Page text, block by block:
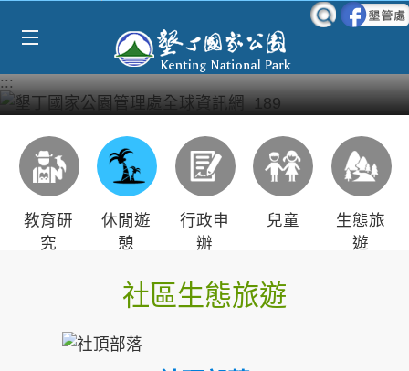
:::
教育研
究
休閒遊
憩
行政申
辦
兒童
生態旅
遊
社區生態旅遊